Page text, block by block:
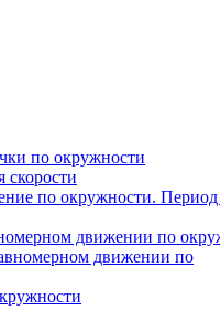
по окружности
скорости
по окружности.
движении по
движении по